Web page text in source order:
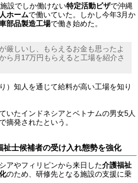
設でしか働けない特定活動ビザで沖縄
ホームで働いていた。しかし今年3月か
部品製造工場で働き始めた。
厳しいし、もらえるお金も思ったよ
ら月17万円もらえると工場を紹介さ
）知人を通じて給料が高い工場を知り
いたインドネシアとベトナムの男女5人
摘発されたという。
祉士候補者の受け入れ態勢を強化
アやフィリピンから来日した介護福祉
のため、研修先となる施設の支援に乗